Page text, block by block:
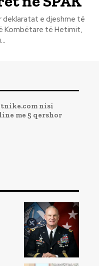
deklaratat e djeshme të
Kombëtare të Hetimit,
nisi
me 5 qershor